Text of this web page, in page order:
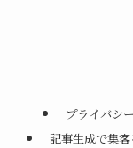
プライバシ
記事生成で集